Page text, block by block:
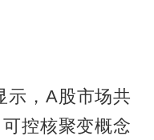
示，A股市场共
控核聚变概念